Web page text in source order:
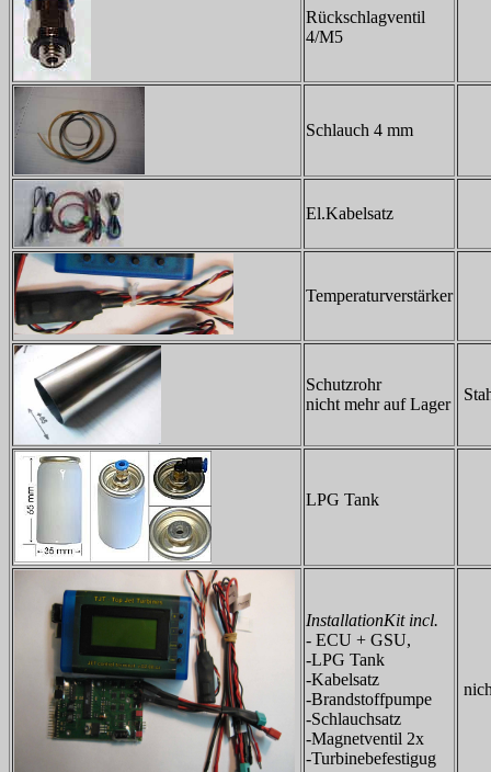
Rückschlagventil
4/M5
Schlauch 4 mm
El.Kabelsatz
Temperaturverstärker
Schutzrohr
nicht mehr auf Lager
LPG Tank
InstallationKit incl.
- ECU + GSU,
-LPG Tank
-Kabelsatz
-Brandstoffpumpe
-Schlauchsatz
-Magnetventil 2x
-Turbinebefestigug